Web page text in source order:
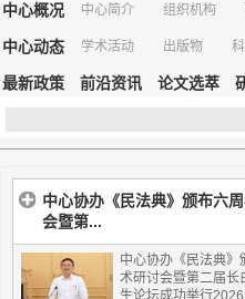
中心概况 中心简介 组织机构
中心动态 学术活动 出版物
最新政策 前沿资讯 论文选萃
中心协办《民法典》颁布六
会暨第...
中心协办《民法典》
术研讨会暨第二届长
生论坛成功举行2026